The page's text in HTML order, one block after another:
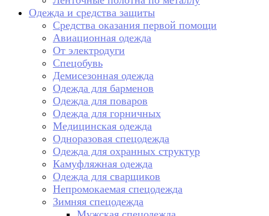
Одежда и средства защиты
Средства оказания первой помощи
Авиационная одежда
От электродуги
Спецобувь
Демисезонная одежда
Одежда для барменов
Одежда для поваров
Одежда для горничных
Медицинская одежда
Одноразовая спецодежда
Одежда для охранных структур
Камуфляжная одежда
Одежда для сварщиков
Непромокаемая спецодежда
Зимняя спецодежда